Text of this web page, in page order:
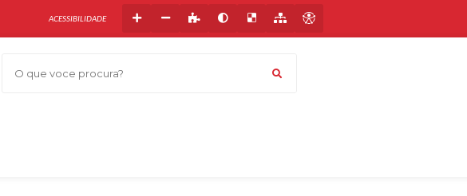
O que voce procura?
ACESSIBILIDADE